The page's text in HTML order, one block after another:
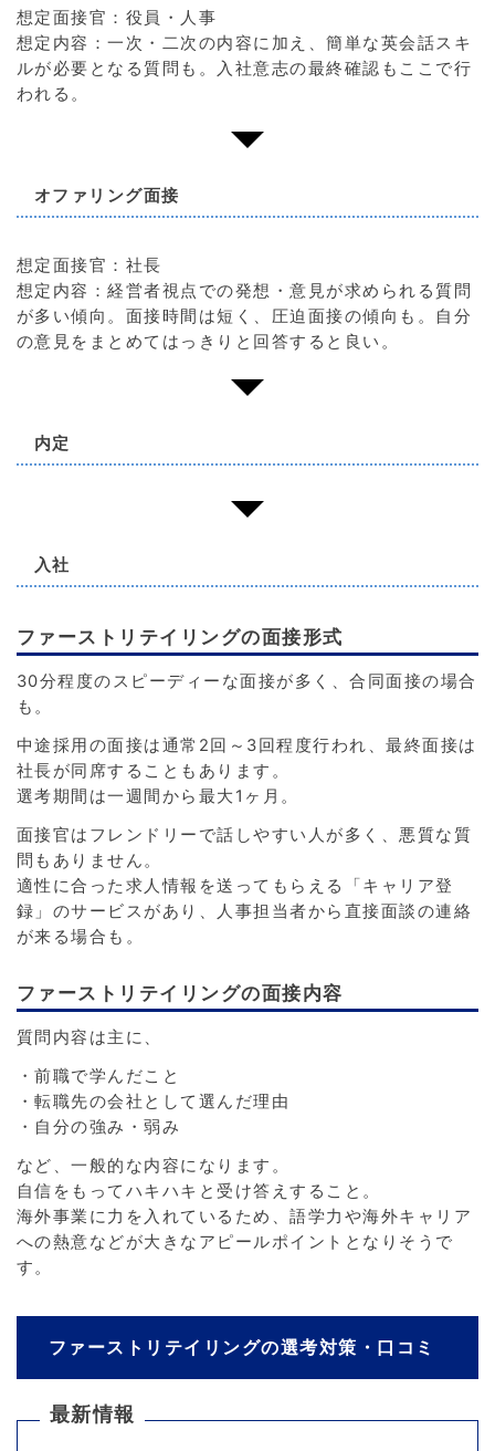
想定面接官：役員・人事
想定内容：一次・二次の内容に加え、簡単な英会話スキ
ルが必要となる質問も。入社意志の最終確認もここで行
われる。
オファリング面接
想定面接官：社長
想定内容：経営者視点での発想・意見が求められる質問
が多い傾向。面接時間は短く、圧迫面接の傾向も。自分
の意見をまとめてはっきりと回答すると良い。
内定
入社
ファーストリテイリングの面接形式
30分程度のスピーディーな面接が多く、合同面接の場合
も。
中途採用の面接は通常2回～3回程度行われ、最終面接は
社長が同席することもあります。
選考期間は一週間から最大1ヶ月。
面接官はフレンドリーで話しやすい人が多く、悪質な質
問もありません。
適性に合った求人情報を送ってもらえる「キャリア登
録」のサービスがあり、人事担当者から直接面談の連絡
が来る場合も。
ファーストリテイリングの面接内容
質問内容は主に、
・前職で学んだこと
・転職先の会社として選んだ理由
・自分の強み・弱み
など、一般的な内容になります。
自信をもってハキハキと受け答えすること。
海外事業に力を入れているため、語学力や海外キャリア
への熱意などが大きなアピールポイントとなりそうで
す。
ファーストリテイリングの選考対策・口コミ
最新情報